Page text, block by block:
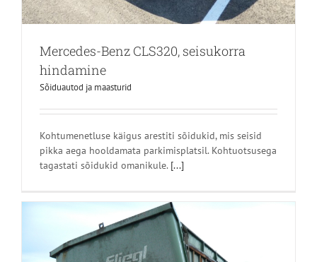
Mercedes-Benz CLS320, seisukorra
hindamine
Sõiduautod ja maasturid
Kohtumenetluse käigus arestiti sõidukid, mis seisid
pikka aega hooldamata parkimisplatsil. Kohtuotsusega
tagastati sõidukid omanikule. [...]